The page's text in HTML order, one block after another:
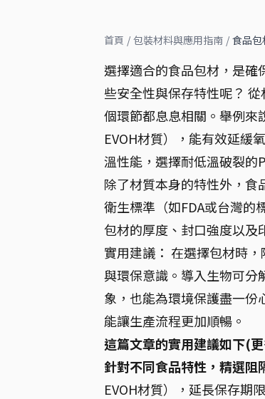
首頁 / 包裝材料與應用指南 / 食品
選擇適合的食品包材，是確
些安全性與保存特性呢？
個環節都息息相關。舉例來
EVOH材質），能有效延緩
溫性能，選擇耐低溫破裂的
除了材質本身的特性外，
衛生標準（如FDA或台灣的
包材的厚度、封口強度以及
實用建議： 在選擇包材時
與環保意識。導入生物可分
象，也能為環境保護盡一
能讓生產流程更加順暢。
這篇文章的實用建議如下(
針對不同食品特性，精選阻
EVOH材質），延長保存期